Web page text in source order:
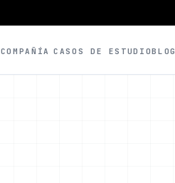
COMPAÑÍA CASOS DE ESTUDIOBLOG